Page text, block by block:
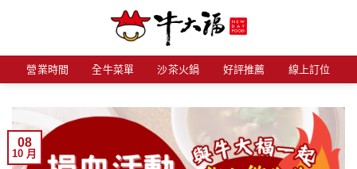
營業時間 全牛菜單 沙茶火鍋 好評推薦 線上訂位
08
10 月